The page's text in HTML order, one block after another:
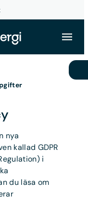
nya
kallad GDPR
i
du läsa om